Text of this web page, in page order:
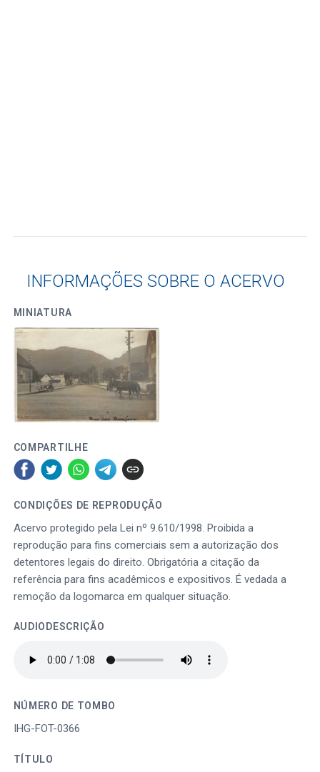
INFORMAÇÕES SOBRE O ACERVO
MINIATURA
COMPARTILHE
CONDIÇÕES DE REPRODUÇÃO
Acervo protegido pela Lei nº 9.610/1998. Proibida a
reprodução para fins comerciais sem a autorização dos
detentores legais do direito. Obrigatória a citação da
referência para fins acadêmicos e expositivos. É vedada a
remoção da logomarca em qualquer situação.
AUDIODESCRIÇÃO
NÚMERO DE TOMBO
IHG-FOT-0366
TÍTULO